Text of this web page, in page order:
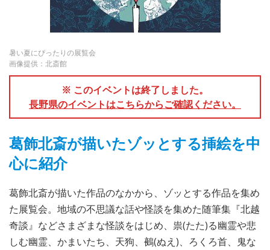
暑い夏にぴったりの展覧会
画像提供：北斎館
※ このイベントは終了しました。
長野県のイベントはこちらからご確認ください。
葛飾北斎が描いたゾッとする挿絵を中
心に紹介
葛飾北斎が描いた作品のなかから、ゾッとする作品を集め
た展覧会。地域の不思議な話や怪談を集めた随筆集『北越
奇談』などさまざまな怪談をはじめ、祟(たた)る幽霊や悲
しむ幽霊、かまいたち、天狗、鵺(ぬえ)、ろくろ首、鬼な